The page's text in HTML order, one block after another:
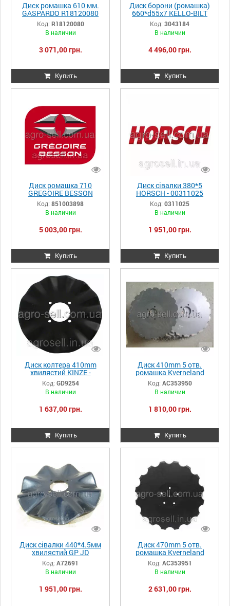
Диск ромашка 610 мм.
GASPARDO R18120080
Код: R18120080
В наличии
3 071,00 грн.
Купить
Диск борони (ромашка)
660*d55x7 KELLO-BILT
3043184
Код: 3043184
В наличии
4 496,00 грн.
Купить
Диск ромашка 710
GREGOIRE BESSON
851003898
Код: 851003898
В наличии
5 003,00 грн.
Купить
Диск сівалки 380*5
HORSСH - 00311025
Код: 0311025
В наличии
1 951,00 грн.
Купить
Диск колтера 410mm
хвилястий KINZE -
GD9254
Код: GD9254
В наличии
1 637,00 грн.
Купить
Диск 410mm 5 отв.
ромашка Kverneland
ACCORD AC353950
Код: AC353950
В наличии
1 810,00 грн.
Купить
Диск сівалки 440*4.5мм
хвилястий GP JD
А72691/820-019C
Код: А72691
В наличии
1 951,00 грн.
Диск 470mm 5 отв.
ромашка Kverneland
ACCORD AC353951
Код: AC353951
В наличии
2 631,00 грн.